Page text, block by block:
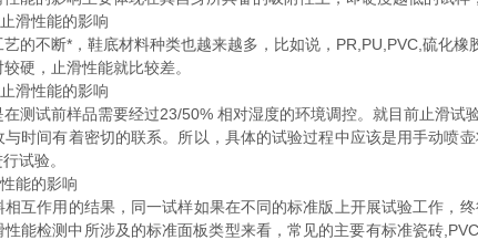
滑性能的影响
艺的不断*，鞋底材料种类也越来越多，比如说，PR,PU,PVC,硫化
硬，止滑性能就比较差。
滑性能的影响
测试前样品需要经过23/50% 相对湿度的环境调控。就目前止滑
时间有着密切的联系。所以，具体的试验过程中应该是用手动喷
试验。
能的影响
互作用的结果，同一试样如果在不同的标准版上开展试验工作，
性能检测中所涉及的标准面板类型来看，常见的主要有标准瓷砖